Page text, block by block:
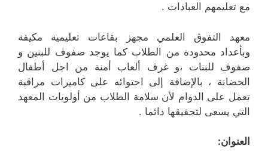
مع تعليمهم العبادات .
معهد التفوق العلمي مجهز بقاعات تعليمية مكيفة
وبأعداد محدودة من الطلاب كما يوجد صفوف للبنين و
صفوف للبنات ،و غرف ألعاب أمنة من اجل أطفال
الحضانة ، بالإضافة إلى احتوائه على كاميرات مراقبة
تعمل على الدوام لأن سلامة الطلاب من أولويات المعهد
التي يسعى لتحقيقها دائما .
العنوان: